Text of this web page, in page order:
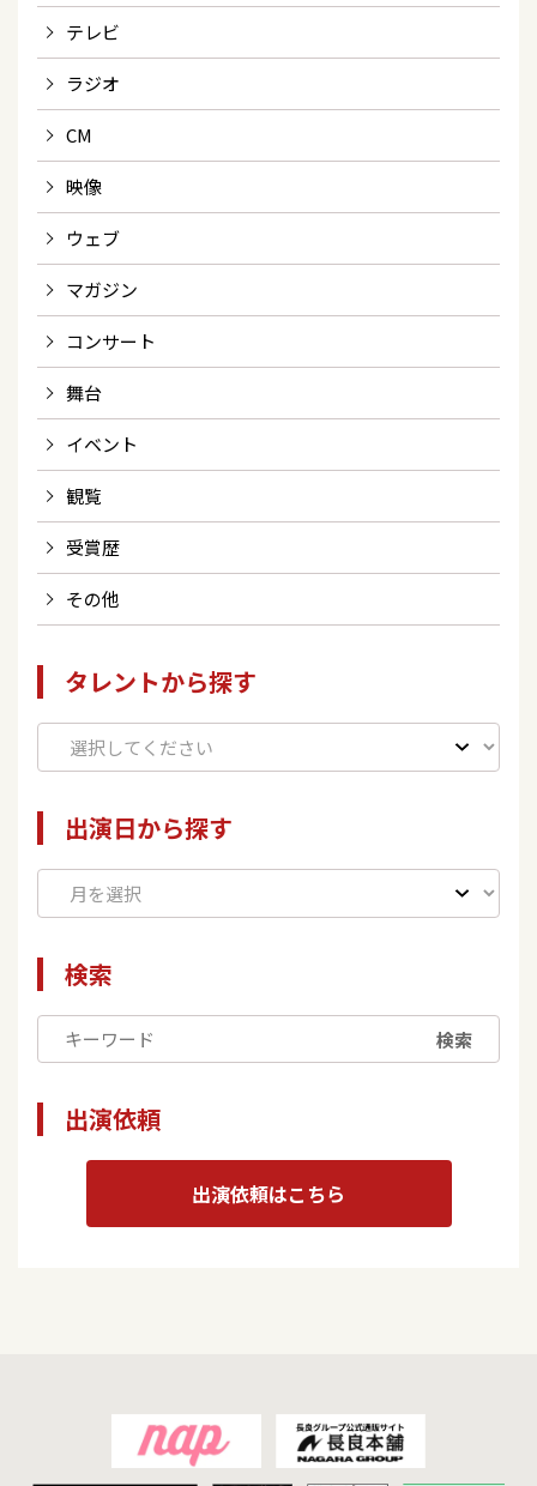
テレビ
ラジオ
CM
映像
ウェブ
マガジン
コンサート
舞台
イベント
観覧
受賞歴
その他
タレントから探す
出演日から探す
検索
検索
出演依頼
出演依頼はこちら